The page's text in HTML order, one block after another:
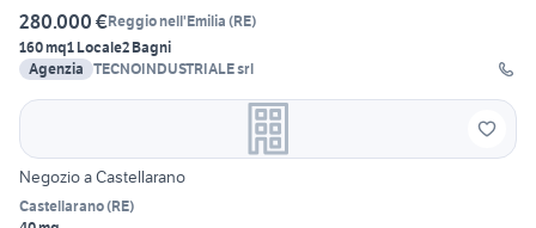
280.000 €Reggio nell'Emilia (RE)
160 mq1 Locale2 Bagni
Agenzia TECNOINDUSTRIALE srl
Negozio a Castellarano
Castellarano(RE)